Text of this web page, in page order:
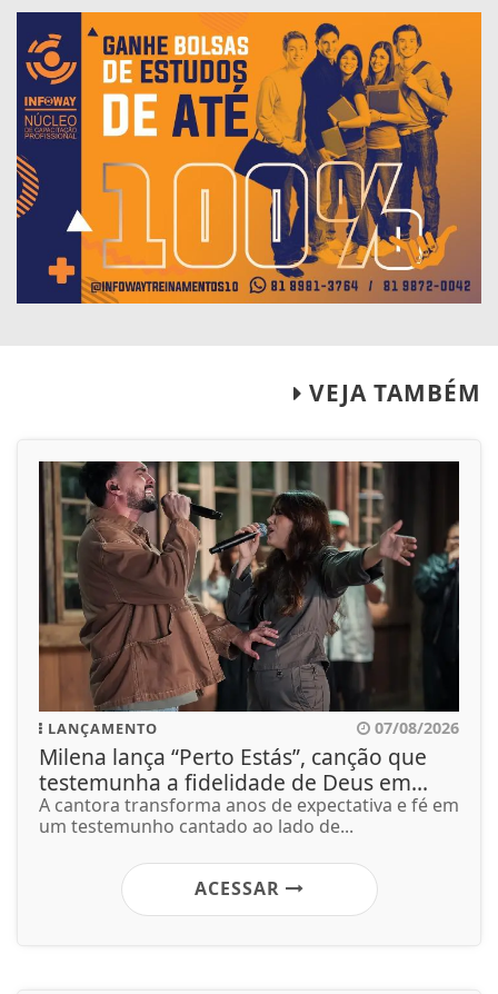
VEJA TAMBÉM
LANÇAMENTO 07/08/2026
Milena lança “Perto Estás”, canção que
testemunha a fidelidade de Deus em...
A cantora transforma anos de expectativa e fé em
um testemunho cantado ao lado de...
ACESSAR